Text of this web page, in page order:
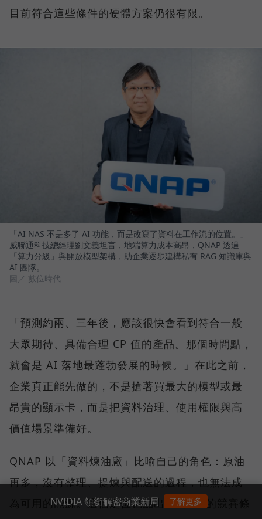
目前符合這些條件的硬體方案仍很有限。
「AI NAS 不是多了 AI 功能，而是改寫了資料在工作流的位置。」
威聯通科技總經理劉文義坦言，地端算力成本高昂，QNAP 透過
「算力分級」與開放模型架構，助企業逐步建構私有 RAG 知識庫與
AI 團隊。
圖／ 數位時代
「預測約兩、三年後，應該很快會看到符合一般
大眾期待、具備合理 CP 值的產品。那個時間點，
就會是 AI 落地最蓬勃發展的時候。」在此之前，
企業真正能先做的，不是搶著買最大的模型或最
昂貴的顯示卡，而是把資料治理、使用權限與高
價值場景準備好。
QNAP 以「資料煉油廠」比喻自己的角色：原油
再多，沒有整理、提煉與配送的過程，也無法成
為可用的能源。這個定位也點出地端 AI 的競賽條
NVIDIA 領銜解密商業新局 了解更多